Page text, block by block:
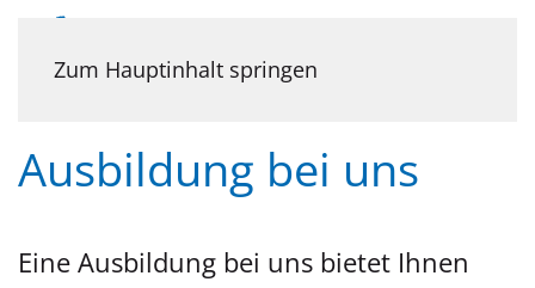
Zum Hauptinhalt springen
Karriere
Ausbildung bei uns
Eine Ausbildung bei uns bietet Ihnen